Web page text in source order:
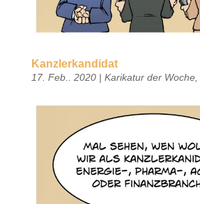
Kanzlerkandidat
17. Feb.. 2020| Karikatur der Woche,